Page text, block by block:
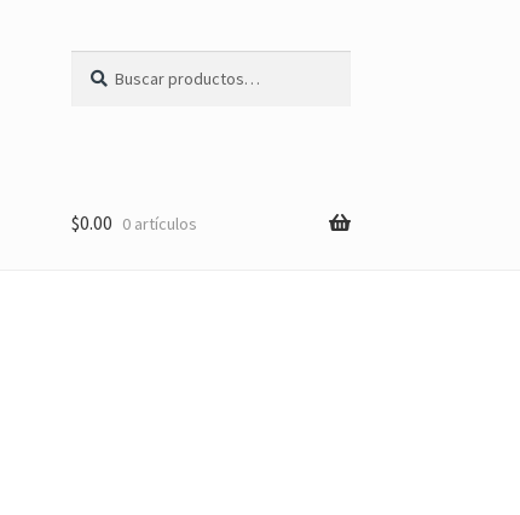
por:
$0.00 0 artículos